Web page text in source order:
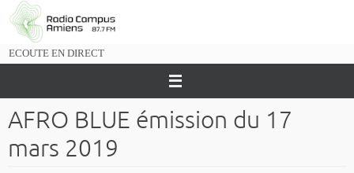
Passer
vers
ECOUTE EN DIRECT
AFRO BLUE émission du 17
mars 2019